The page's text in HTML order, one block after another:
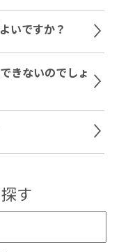
いですか？
きないのでしょ
す